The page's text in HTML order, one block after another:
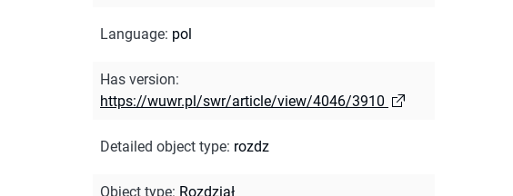
Language: pol
Has version:
https://wuwr.pl/swr/article/view/4046/3910
Detailed object type: rozdz
Object type: Rozdział